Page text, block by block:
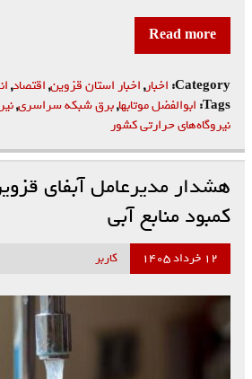
Read more
Category: اخبار,اخبار استان قزوین,اقتصاد,
Tags: ابوالفضل موتابها,برق شبکه سراسری,
نیروگاه‌های حرارتی کشور
هشدار مدیرعامل آبفای
کمبود منابع آبی
۱۲ خرداد ۱۴۰۵ کاربر